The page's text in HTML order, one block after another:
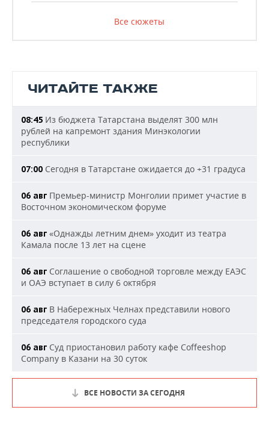
Все сюжеты
ЧИТАЙТЕ ТАКЖЕ
08:45 Из бюджета Татарстана выделят 300 млн
рублей на капремонт здания Минэкологии
республики
07:00 Сегодня в Татарстане ожидается до +31 градуса
06 авг Премьер-министр Монголии примет участие в
Восточном экономическом форуме
06 авг «Однажды летним днем» уходит из театра
Камала после 13 лет на сцене
06 авг Соглашение о свободной торговле между ЕАЭС
и ОАЭ вступает в силу 6 октября
06 авг В Набережных Челнах представили нового
председателя городского суда
06 авг Суд приостановил работу кафе Coffeeshop
Company в Казани на 30 суток
ВСЕ НОВОСТИ ЗА СЕГОДНЯ